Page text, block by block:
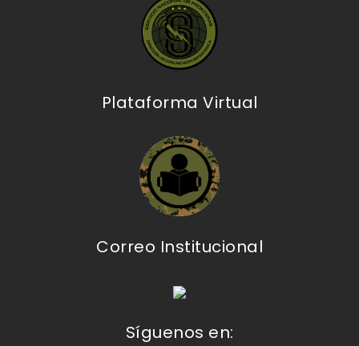
Plataforma Virtual
Correo Institucional
Síguenos en: